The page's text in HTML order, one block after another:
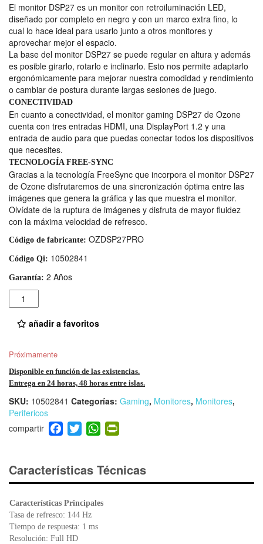
El monitor DSP27 es un monitor con retroiluminación LED,
diseñado por completo en negro y con un marco extra fino, lo
cual lo hace ideal para usarlo junto a otros monitores y
aprovechar mejor el espacio.
La base del monitor DSP27 se puede regular en altura y además
es posible girarlo, rotarlo e inclinarlo. Esto nos permite adaptarlo
ergonómicamente para mejorar nuestra comodidad y rendimiento
o cambiar de postura durante largas sesiones de juego.
CONECTIVIDAD
En cuanto a conectividad, el monitor gaming DSP27 de Ozone
cuenta con tres entradas HDMI, una DisplayPort 1.2 y una
entrada de audio para que puedas conectar todos los dispositivos
que necesites.
TECNOLOGÍA FREE-SYNC
Gracias a la tecnología FreeSync que incorpora el monitor DSP27
de Ozone disfrutaremos de una sincronización óptima entre las
imágenes que genera la gráfica y las que muestra el monitor.
Olvídate de la ruptura de imágenes y disfruta de mayor fluidez
con la máxima velocidad de refresco.
Código de fabricante: OZDSP27PRO
Código Qi: 10502841
Garantía: 2 Años
Cantidad
añadir a favoritos
Próximamente
Disponible en función de las existencias.
Entrega en 24 horas, 48 horas entre islas.
SKU: 10502841 Categorías: Gaming, Monitores, Monitores,
Perifericos
F
a
e
b
o
o
k
T
wi
er
W
h
s
A
p
p
ri
e
Características Técnicas
Características Principales
Tasa de refresco: 144 Hz
Tiempo de respuesta: 1 ms
Resolución: Full HD